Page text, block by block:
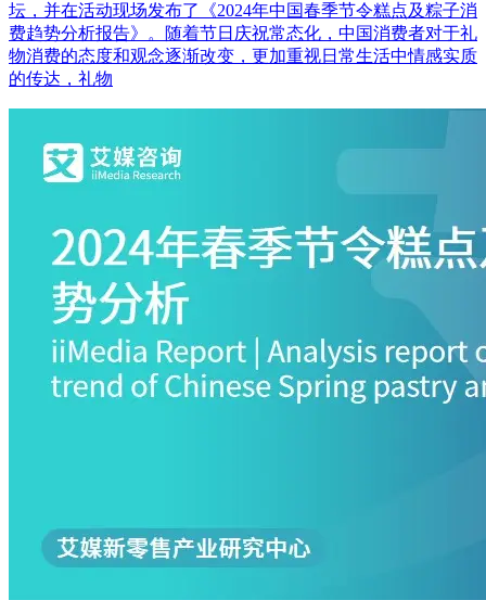
坛，并在活动现场发布了《2024年中国春季节令糕点及粽子消
费趋势分析报告》。随着节日庆祝常态化，中国消费者对于礼
物消费的态度和观念逐渐改变，更加重视日常生活中情感实质
的传达，礼物